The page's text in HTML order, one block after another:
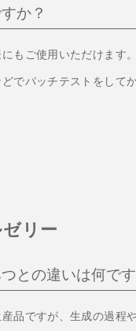
か？
もご使用いただけます
でパッチテストをして
リー
との違いは何で
品ですが、生成の過程